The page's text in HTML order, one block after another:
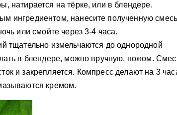
натирается на тёрке, или в блендере.
ингредиентом, нанесите полученную смесь
или смойте через 3-4 часа.
тщательно измельчаются до однородной
в блендере, можно вручную, ножом.
и закрепляется. Компресс делают на 3
кремом.